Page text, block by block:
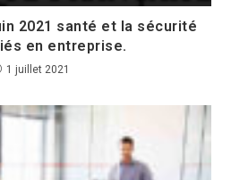
2021 santé et la sécurité
en entreprise.
1 juillet 2021